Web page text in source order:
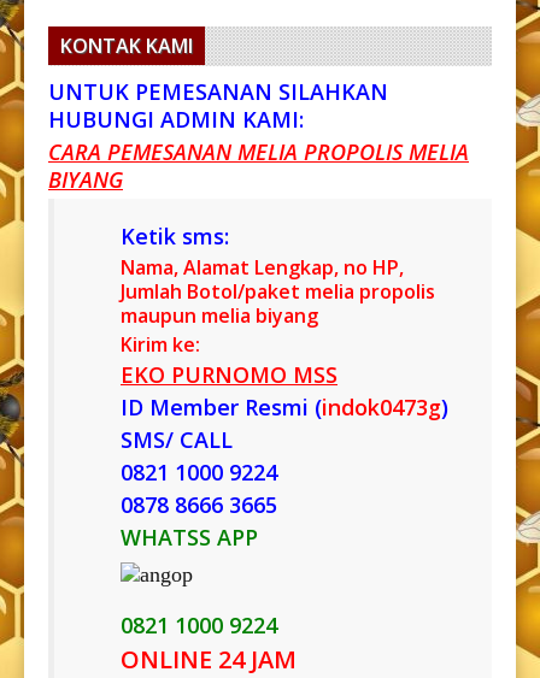
KONTAK KAMI
UNTUK PEMESANAN SILAHKAN
HUBUNGI ADMIN KAMI:
CARA PEMESANAN MELIA PROPOLIS MELIA
BIYANG
Ketik sms:
Nama, Alamat Lengkap, no HP,
Jumlah Botol/paket melia propolis
maupun melia biyang
Kirim ke:
EKO PURNOMO MSS
ID Member Resmi (indok0473g)
SMS/ CALL
0821 1000 9224
0878 8666 3665
WHATSS APP
0821 1000 9224
ONLINE 24 JAM